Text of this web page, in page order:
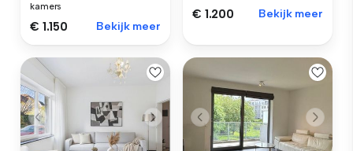
kamers
€ 1.150 Bekijk meer
€ 1.200 Bekijk meer